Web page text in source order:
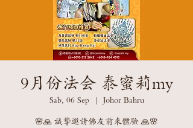
9月份法会 泰蜜莉my
Sab, 06 Sep
  |
Johor Bahru
🌸🙏 誠摯邀請佛友前來體驗 🙏🌸